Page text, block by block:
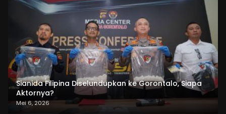
Sianida Filipina Diselundupkan ke Gorontalo, Siapa
Aktornya?
Mei 6, 2026